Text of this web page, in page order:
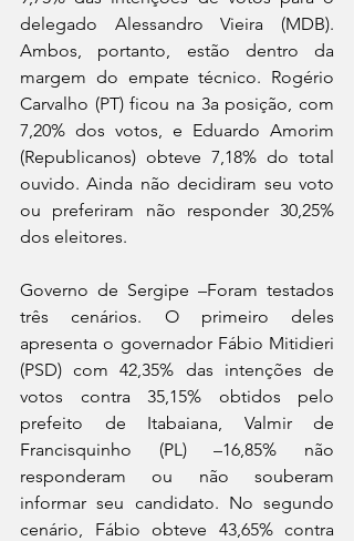
delegado Alessandro Vieira (MDB).
Ambos, portanto, estão dentro da
margem do empate técnico. Rogério
Carvalho (PT) ficou na 3a posição, com
7,20% dos votos, e Eduardo Amorim
(Republicanos) obteve 7,18% do total
ouvido. Ainda não decidiram seu voto
ou preferiram não responder 30,25%
dos eleitores.
Governo de Sergipe –Foram testados
três cenários. O primeiro deles
apresenta o governador Fábio Mitidieri
(PSD) com 42,35% das intenções de
votos contra 35,15% obtidos pelo
prefeito de Itabaiana, Valmir de
Francisquinho (PL) –16,85% não
responderam ou não souberam
informar seu candidato. No segundo
cenário, Fábio obteve 43,65% contra